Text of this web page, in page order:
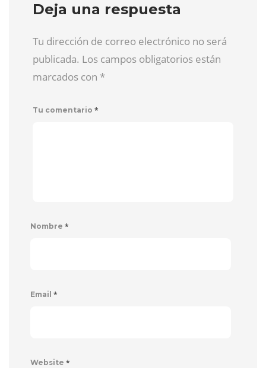
Deja una respuesta
Tu dirección de correo electrónico no será
publicada. Los campos obligatorios están
marcados con *
Tu comentario *
Nombre *
Email *
Website *